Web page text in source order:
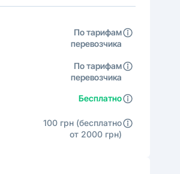
По тарифам
перевозчика
По тарифам
перевозчика
Бесплатно
100 грн (бесплатно
от 2000 грн)